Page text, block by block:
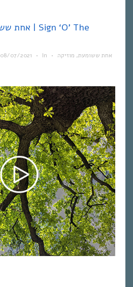
08/07/2021 • In אחת ששומעת, מוזיקה
•